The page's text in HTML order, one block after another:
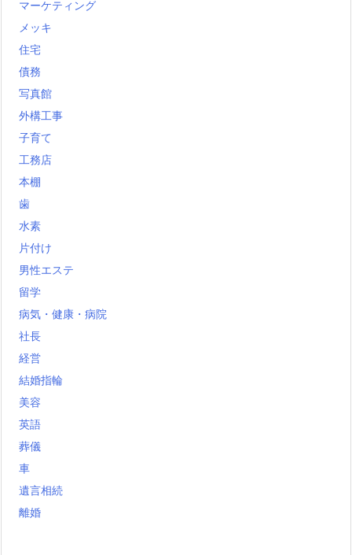
マーケティング
メッキ
住宅
債務
写真館
外構工事
子育て
工務店
本棚
歯
水素
片付け
男性エステ
留学
病気・健康・病院
社長
経営
結婚指輪
美容
英語
葬儀
車
遺言相続
離婚